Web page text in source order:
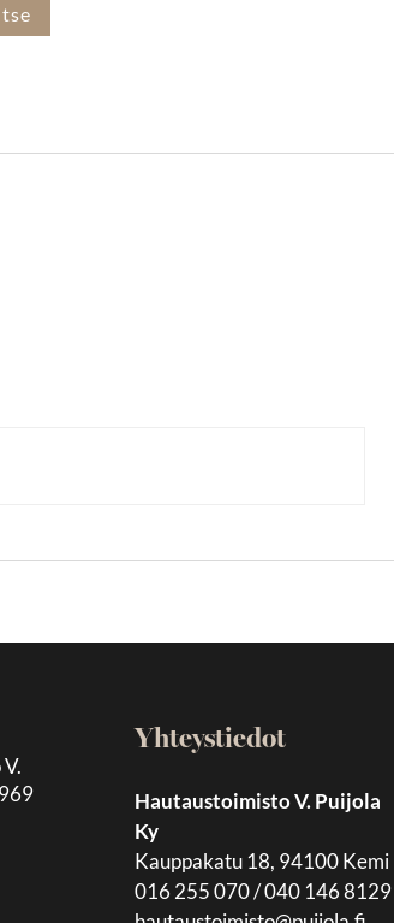
Yhteystiedot
Hautaustoimisto V. Puijola
Ky
Kauppakatu 18, 94100 Kemi
016 255 070 / 040 146 8129